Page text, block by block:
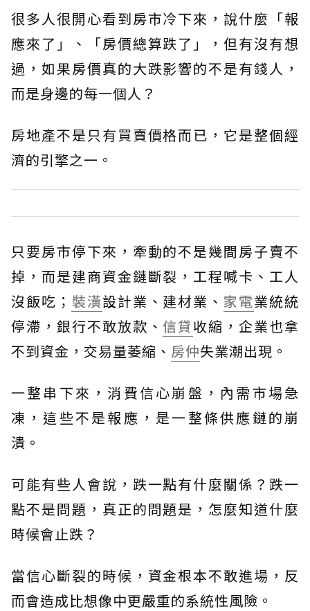
很多人很開心看到房市冷下來，說什麼「報
應來了」、「房價總算跌了」，但有沒有想
過，如果房價真的大跌影響的不是有錢人，
而是身邊的每一個人？
房地產不是只有買賣價格而已，它是整個經
濟的引擎之一。
只要房市停下來，牽動的不是幾間房子賣不
掉，而是建商資金鏈斷裂，工程喊卡、工人
沒飯吃； 裝潢設計業、建材業、 家電業統統
停滯，銀行不敢放款、信貸收縮，企業也拿
不到資金，交易量萎縮、 房仲失業潮出現。
一整串下來，消費信心崩盤，內需市場急
凍，這些不是報應，是一整條供應鏈的崩
潰。
可能有些人會說，跌一點有什麼關係？跌一
點不是問題，真正的問題是，怎麼知道什麼
時候會止跌？
當信心斷裂的時候，資金根本不敢進場，反
而會造成比想像中更嚴重的系統性風險。